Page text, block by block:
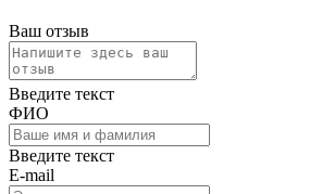
Ваш отзыв
Введите текст
ФИО
Введите текст
E-mail